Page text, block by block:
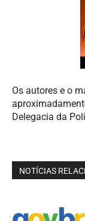
Os autores e o
Delegacia da
NOTÍCIAS